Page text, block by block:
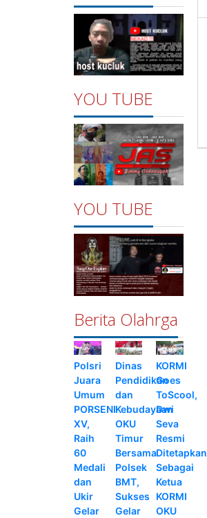
YOU TUBE
YOU TUBE
Berita Olahrga
Polsri
Juara
Umum
PORSENI
XV,
Raih
60
Medali
dan
Ukir
Gelar
Dinas
Pendidikan
dan
Kebudayaan
OKU
Timur
Bersama
Polsek
BMT,
Sukses
Gelar
KORMI
Goes
ToScool,
Dwi
Seva
Resmi
Ditetapkan
Sebagai
Ketua
KORMI
OKU